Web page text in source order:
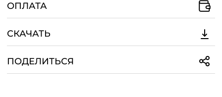
ОПЛАТА
СКАЧАТЬ
ПОДЕЛИТЬСЯ